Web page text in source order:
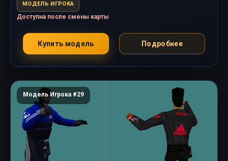
МОДЕЛЬ ИГРОКА
Доступна после смены карты
Купить модель Подробнее
Модель Игрока #29